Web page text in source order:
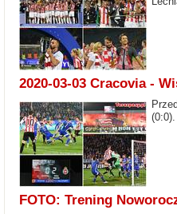
2020-03-03 Cracovia -
FOTO: Trening